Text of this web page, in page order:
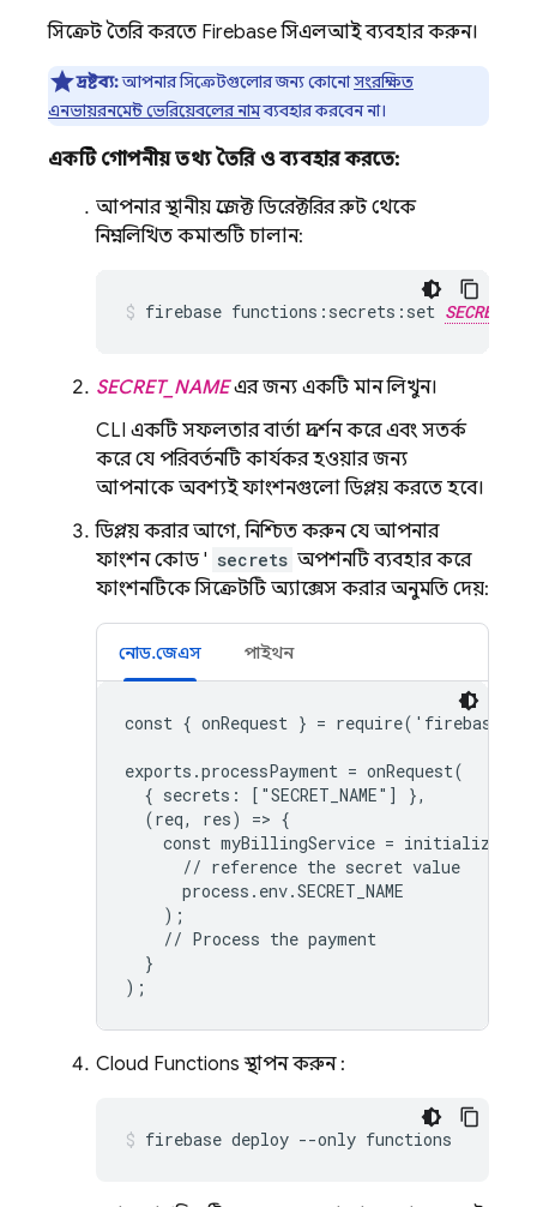
সিক্রেট তৈরি করতে Firebaseসিএলআই ব্যবহার করুন।
দ্রষ্টব্য:আপনার সিক্রেটগুলোর জন্য কোনোসংরক্ষিত
এনভায়রনমেন্ট ভেরিয়েবলের নামব্যবহার করবেন না।
একটি গোপনীয় তথ্য তৈরি ও ব্যবহার করতে:
আপনার স্থানীয় প্রজেক্ট ডিরেক্টরির রুট থেকে
নিম্নলিখিত কমান্ডটি চালান:
firebase functions:secrets:set
SECRET_NAMEএর জন্য একটি মান লিখুন।
CLI একটি সফলতার বার্তা প্রদর্শন করে এবং সতর্ক
করে যে পরিবর্তনটি কার্যকর হওয়ার জন্য
আপনাকে অবশ্যই ফাংশনগুলো ডিপ্লয় করতে হবে।
ডিপ্লয় করার আগে, নিশ্চিত করুন যে আপনার
ফাংশন কোড ' secrets অপশনটি ব্যবহার করে
ফাংশনটিকে সিক্রেটটি অ্যাক্সেস করার অনুমতি দেয়:
নোড.জেএস পাইথন
const { onRequest } = require('firebase-
exports.processPayment = onRequest(
  { secrets: ["SECRET_NAME"] },
  (req, res) => {
const myBillingService =
      // reference the secret value
      process.env.SECRET_NAME
    );
    // Process the payment
  }
);
Cloud Functions স্থাপন করুন :
firebase deploy --only functions